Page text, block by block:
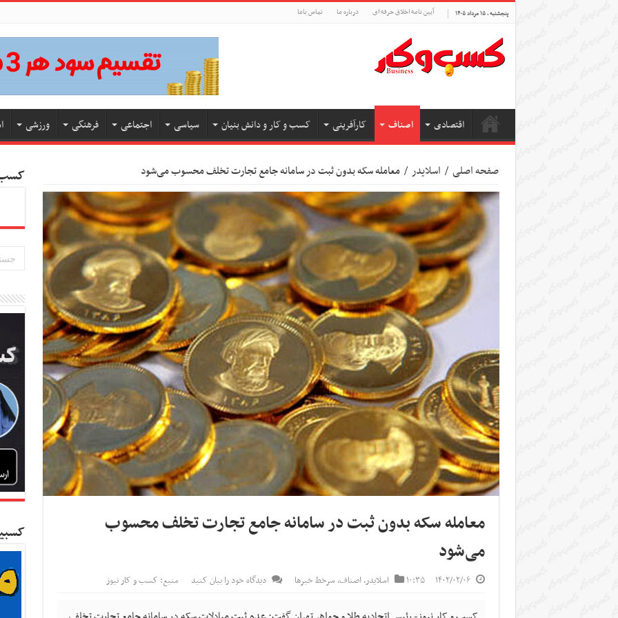
پنجشنبه , ۱۵ مرداد ۱۴۰۵ آیین نامه اخلاق حرفه ای درباره ما تماس باما
اقتصادی اصناف کارآفرینی کسب و کار و دانش بنیان سیاسی اجتماعی فرهنگی ورزشی
صفحه اصلی / اسلایدر / معامله سکه بدون ثبت در سامانه جامع تجارت تخلف محسوب می‌شود
معامله سکه بدون ثبت در سامانه جامع تجارت تخلف محسوب
می‌شود
۱۴۰۲/۰۲/۰۶ ۱۰:۳۵ اسلایدر,اصناف,سرخط خبرها دیدگاه خود را بیان کنید منبع: کسب و کار نیوز
کسب